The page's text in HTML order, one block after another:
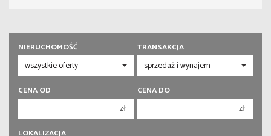
NIERUCHOMOŚĆ TRANSAKCJA
CENA OD
zł
CENA DO
zł
LOKALIZACJA